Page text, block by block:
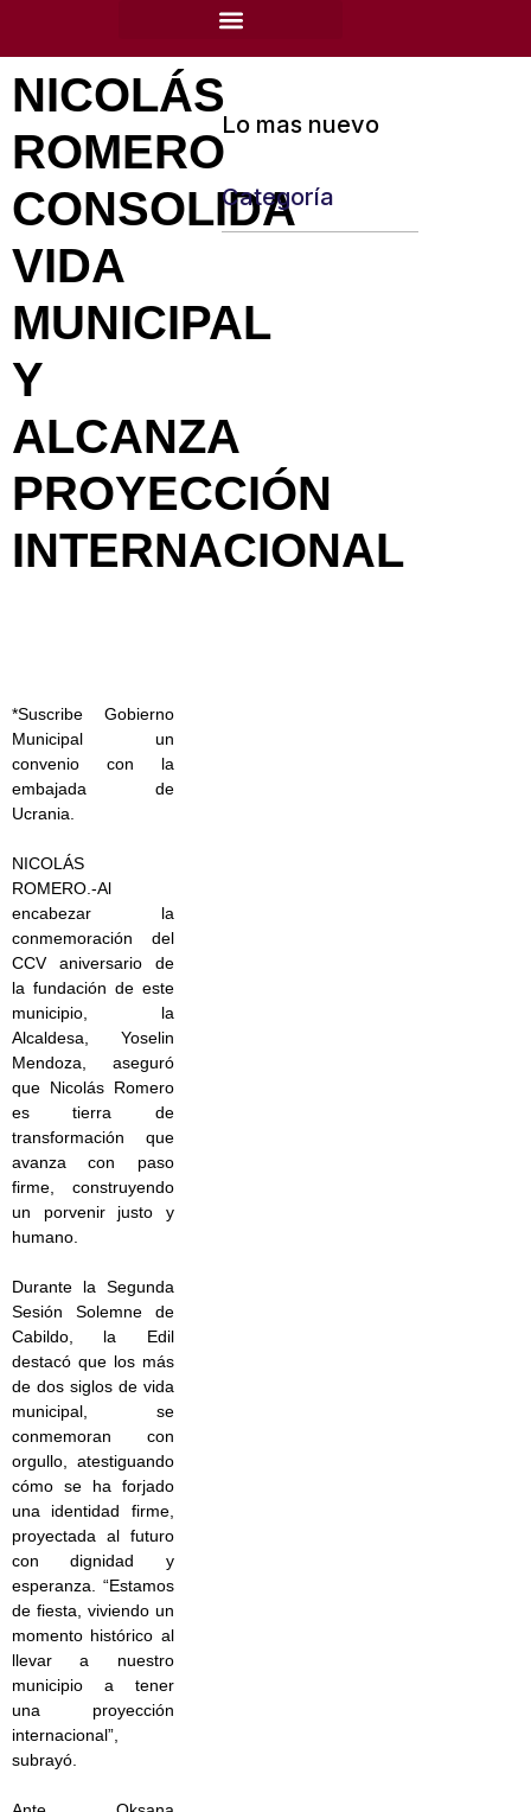
NICOLÁS
ROMERO
CONSOLIDA
VIDA
MUNICIPAL
Y
ALCANZA
PROYECCIÓN
INTERNACIONAL
*Suscribe Gobierno
Municipal un
convenio con la
embajada de
Ucrania.
NICOLÁS
ROMERO.-Al
encabezar la
conmemoración del
CCV aniversario de
la fundación de este
municipio, la
Alcaldesa, Yoselin
Mendoza, aseguró
que Nicolás Romero
es tierra de
transformación que
avanza con paso
firme, construyendo
un porvenir justo y
humano.
Durante la Segunda
Sesión Solemne de
Cabildo, la Edil
destacó que los más
de dos siglos de vida
municipal, se
conmemoran con
orgullo, atestiguando
cómo se ha forjado
una identidad firme,
proyectada al futuro
con dignidad y
esperanza. “Estamos
de fiesta, viviendo un
momento histórico al
llevar a nuestro
municipio a tener
una proyección
internacional”,
subrayó.
Lo mas nuevo
Categoría